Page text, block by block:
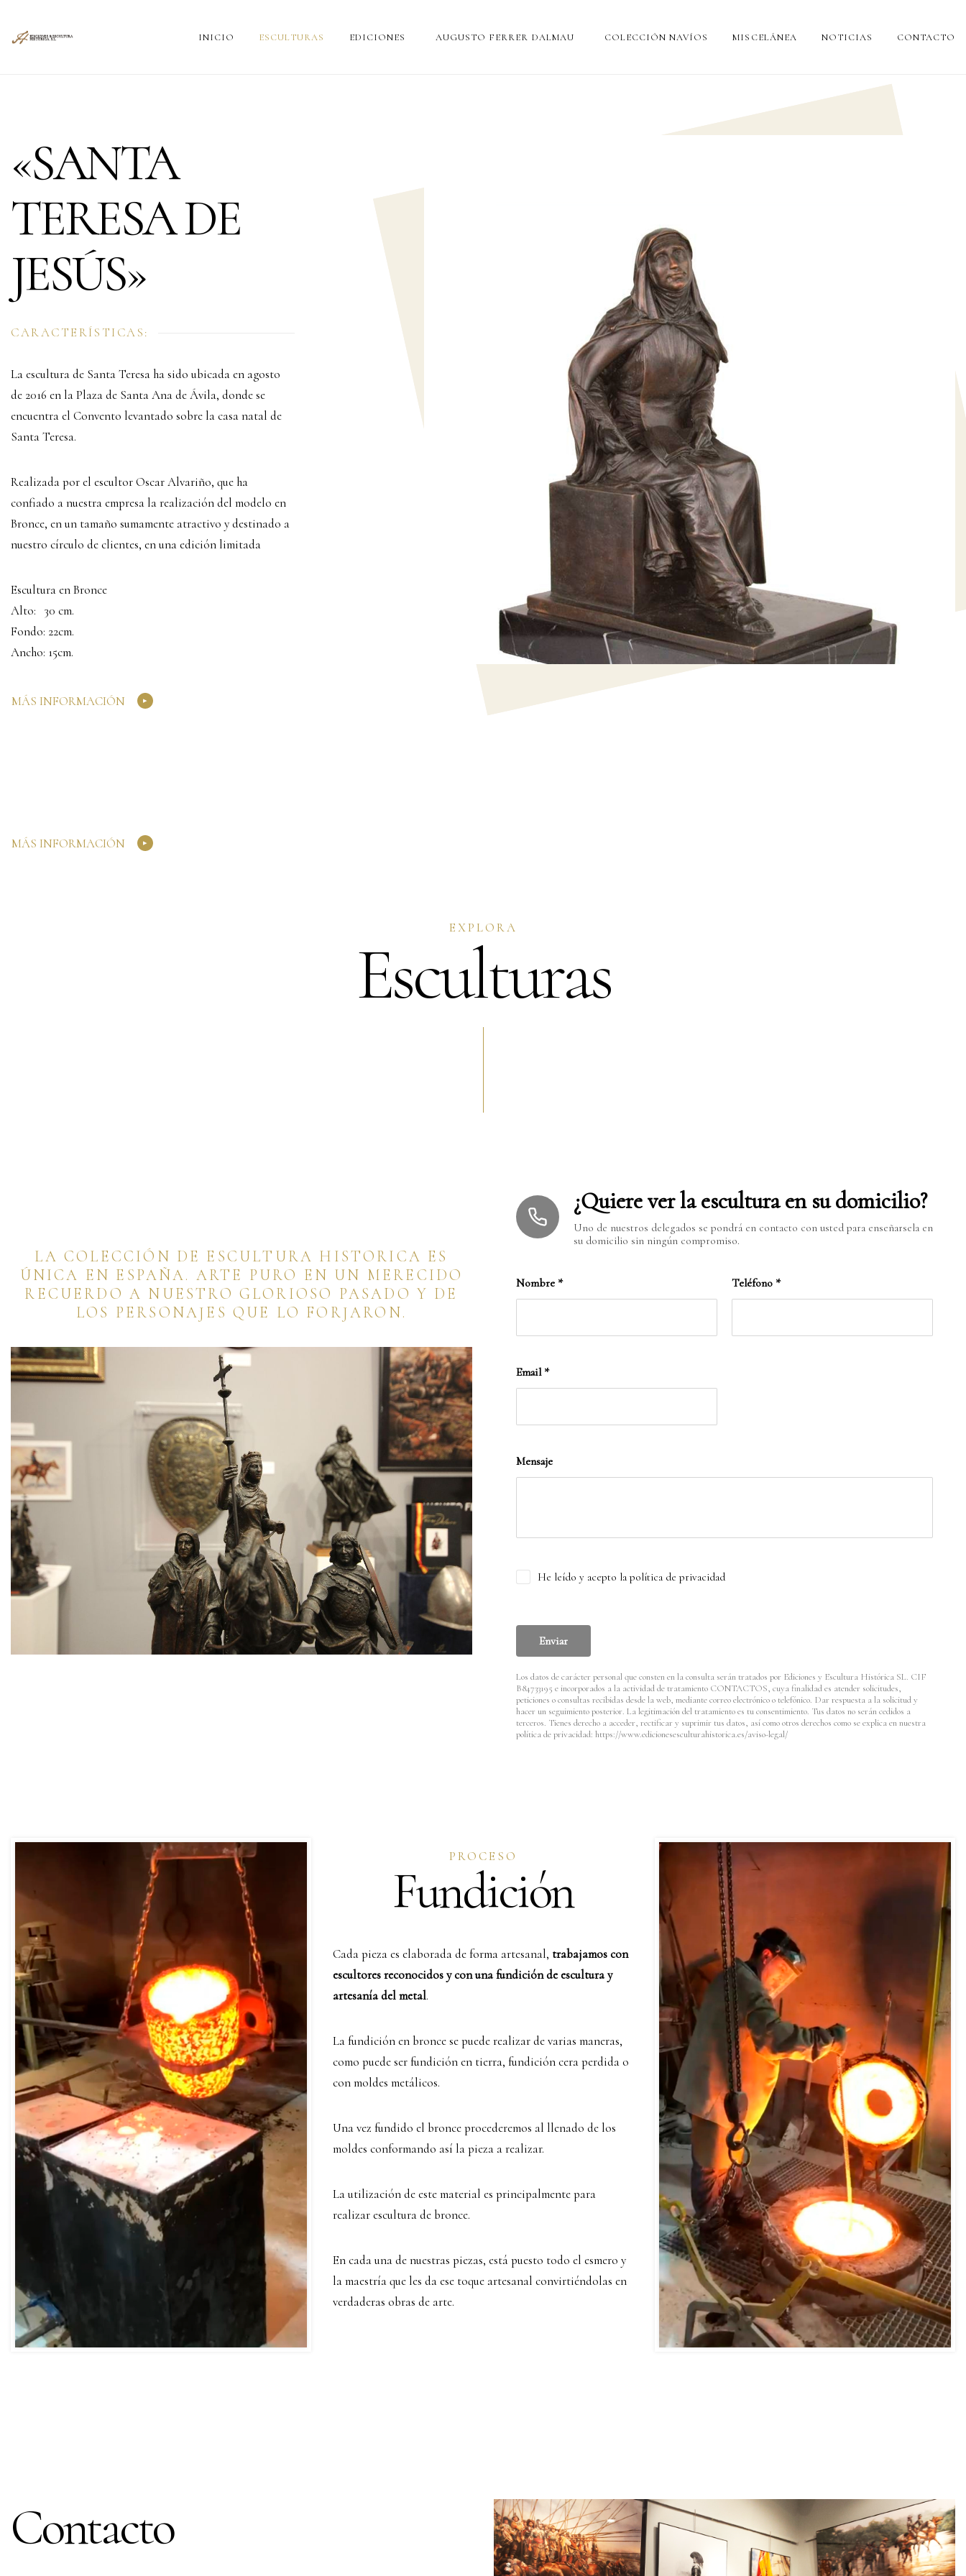
INICIO ESCULTURAS EDICIONES AUGUSTO FERRER DALMAU COLECCIÓN NAVÍOS MISCELÁNEA NOTICIAS CONTACTO
«SANTA
TERESA DE
JESÚS»
CARACTERÍSTICAS:
La escultura de Santa Teresa ha sido ubicada en agosto
de 2016 en la Plaza de Santa Ana de Ávila, donde se
encuentra el Convento levantado sobre la casa natal de
Santa Teresa.
Realizada por el escultor Oscar Alvariño, que ha
confiado a nuestra empresa la realización del modelo en
Bronce, en un tamaño sumamente atractivo y destinado a
nuestro círculo de clientes, en una edición limitada
Escultura en Bronce
Alto: 30 cm.
Fondo: 22cm.
Ancho: 15cm.
MÁS INFORMACIÓN
MÁS INFORMACIÓN
EXPLORA
Esculturas
LA COLECCIÓN DE ESCULTURA HISTORICA ES
ÚNICA EN ESPAÑA. ARTE PURO EN UN MERECIDO
RECUERDO A NUESTRO GLORIOSO PASADO Y DE
LOS PERSONAJES QUE LO FORJARON.
¿Quiere ver la escultura en su domicilio?
Uno de nuestros delegados se pondrá en contacto con usted para enseñarsela en
su domicilio sin ningún compromiso.
Nombre * Teléfono *
Email*
Mensaje
He leído y acepto la política de privacidad
Enviar
Los datos de carácter personal que consten en la consulta serán tratados por Ediciones y Escultura Histórica SL. CIF
B84733195 e incorporados a la actividad de tratamiento CONTACTOS, cuya finalidad es atender solicitudes,
peticiones o consultas recibidas desde la web, mediante correo electrónico o telefónico. Dar respuesta a la solicitud y
hacer un seguimiento posterior. La legitimación del tratamiento es tu consentimiento. Tus datos no serán cedidos a
terceros. Tienes derecho a acceder, rectificar y suprimir tus datos, así como otros derechos como se explica en nuestra
política de privacidad: https://www.edicionesesculturahistorica.es/aviso-legal/
PROCESO
Fundición
Cada pieza es elaborada de forma artesanal, trabajamos con
escultores reconocidos y con una fundición de escultura y
artesanía del metal.
La fundición en bronce se puede realizar de varias maneras,
como puede ser fundición en tierra, fundición cera perdida o
con moldes metálicos.
Una vez fundido el bronce procederemos al llenado de los
moldes conformando así la pieza a realizar.
La utilización de este material es principalmente para
realizar escultura de bronce.
En cada una de nuestras piezas, está puesto todo el esmero y
la maestría que les da ese toque artesanal convirtiéndolas en
verdaderas obras de arte.
Contacto